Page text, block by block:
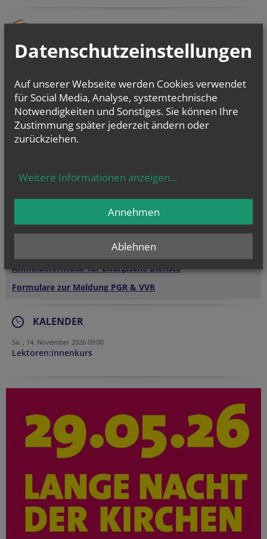
Anmeldeformular für Liturgische Dienste
Formulare zur Meldung PGR & VVR
KALENDER
Sa.., 14. November 2026 09:00
Lektoren:innenkurs
Datenschutzeinstellungen
Auf unserer Webseite werden Cookies verwendet
für Social Media, Analyse, systemtechnische
Notwendigkeiten und Sonstiges. Sie können Ihre
Zustimmung später jederzeit ändern oder
zurückziehen.
Weitere Informationen anzeigen...
Ablehnen
Annehmen